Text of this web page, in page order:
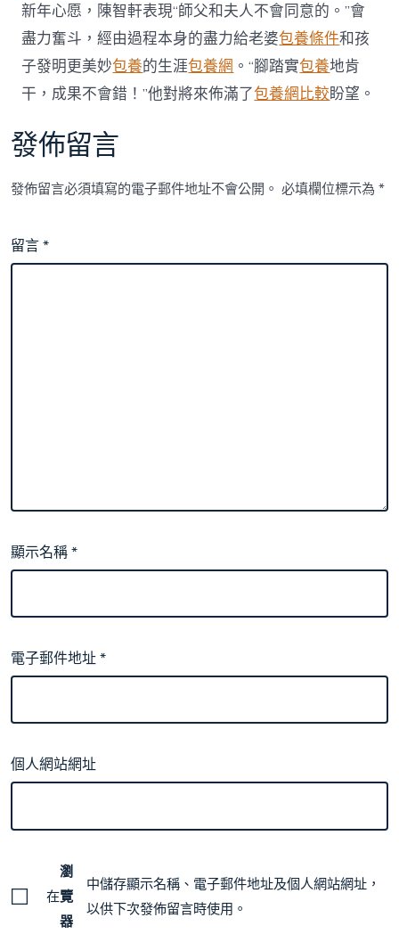
新年心愿，陳智軒表現“師父和夫人不會同意的。”會
盡力奮斗，經由過程本身的盡力給老婆包養條件和孩
子發明更美妙包養的生涯包養網 。“腳踏實包養地肯
干，成果不會錯！”他對將來佈滿了包養網比較盼望。
發佈留言
發佈留言必須填寫的電子郵件地址不會公開。 必填欄位標示為*
留言*
顯示名稱*
電子郵件地址*
個人網站網址
在
瀏
覽
器
中儲存顯示名稱、電子郵件地址及個人網站網址，
以供下次發佈留言時使用。